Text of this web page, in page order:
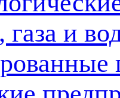
газа и